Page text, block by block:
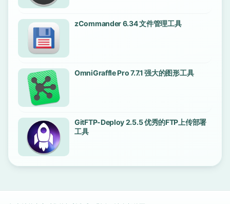
zCommander 6.34 文件管理工具
OmniGraffle Pro 7.7.1 强大的图形工具
GitFTP-Deploy 2.5.5 优秀的FTP上传部署
工具